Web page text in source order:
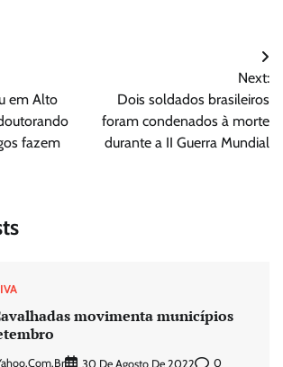
em Alto
fazem
Next:
Dois soldados brasileiros
foram condenados à morte
durante a II Guerra Mundial
movimenta municípios
30 De Agosto De 2022 0